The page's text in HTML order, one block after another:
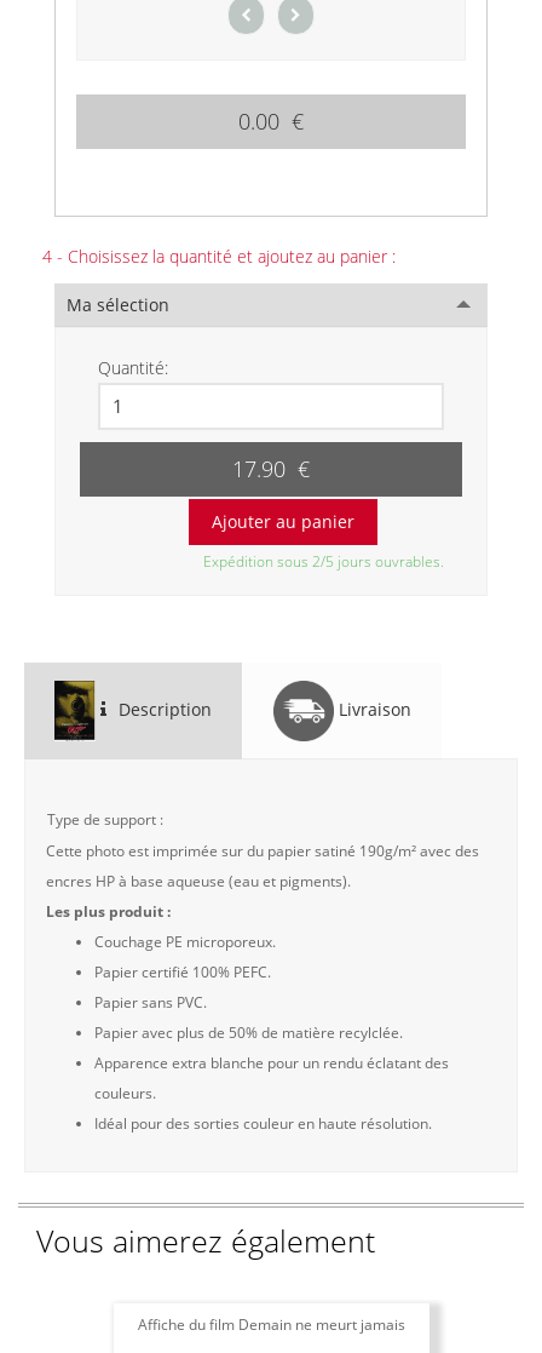
0.00 €
4 - Choisissez la quantité et ajoutez au panier :
Ma sélection
Quantité:
17.90 €
Expédition sous 2/5 jours ouvrables.
Description Livraison
Type de support :
Cette photo est imprimée sur du papier satiné 190g/m² avec des
encres HP à base aqueuse (eau et pigments).
Les plus produit :
Couchage PE microporeux.
Papier certifié 100% PEFC.
Papier sans PVC.
Papier avec plus de 50% de matière recylclée.
Apparence extra blanche pour un rendu éclatant des
couleurs.
Idéal pour des sorties couleur en haute résolution.
Vous aimerez également
Affiche du film Demain ne meurt jamais